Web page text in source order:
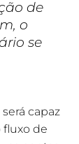
de
o
se
capaz
fluxo de